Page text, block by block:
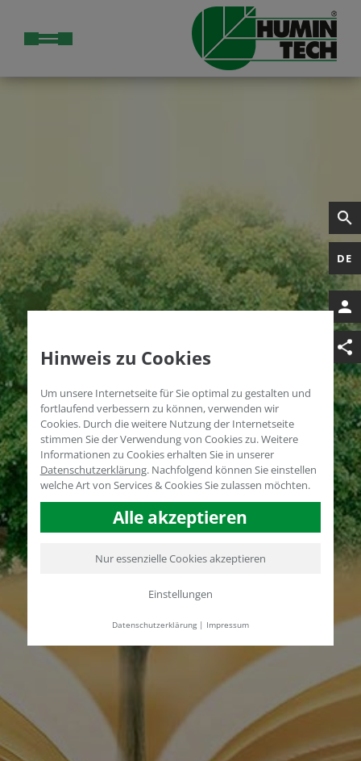
DE
Hinweis zu Cookies
Um unsere Internetseite für Sie optimal zu gestalten und
fortlaufend verbessern zu können, verwenden wir
Cookies. Durch die weitere Nutzung der Internetseite
stimmen Sie der Verwendung von Cookies zu. Weitere
Informationen zu Cookies erhalten Sie in unserer
Datenschutzerklärung. Nachfolgend können Sie einstellen
welche Art von Services & Cookies Sie zulassen möchten.
Alle akzeptieren
Nur essenzielle Cookies akzeptieren
Einstellungen
Datenschutzerklärung| Impressum